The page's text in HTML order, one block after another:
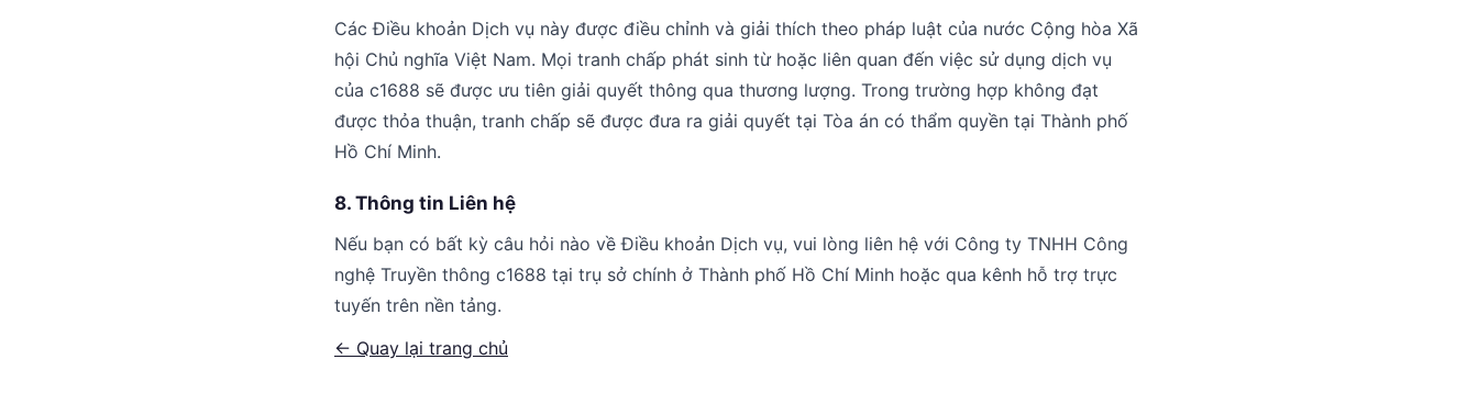
Các Điều khoản Dịch vụ này được điều chỉnh và giải thích theo pháp luật của nước Cộng hòa Xã
hội Chủ nghĩa Việt Nam. Mọi tranh chấp phát sinh từ hoặc liên quan đến việc sử dụng dịch vụ
của c1688 sẽ được ưu tiên giải quyết thông qua thương lượng. Trong trường hợp không đạt
được thỏa thuận, tranh chấp sẽ được đưa ra giải quyết tại Tòa án có thẩm quyền tại Thành phố
Hồ Chí Minh.
8. Thông tin Liên hệ
Nếu bạn có bất kỳ câu hỏi nào về Điều khoản Dịch vụ, vui lòng liên hệ với Công ty TNHH Công
nghệ Truyền thông c1688 tại trụ sở chính ở Thành phố Hồ Chí Minh hoặc qua kênh hỗ trợ trực
tuyến trên nền tảng.
← Quay lại trang chủ